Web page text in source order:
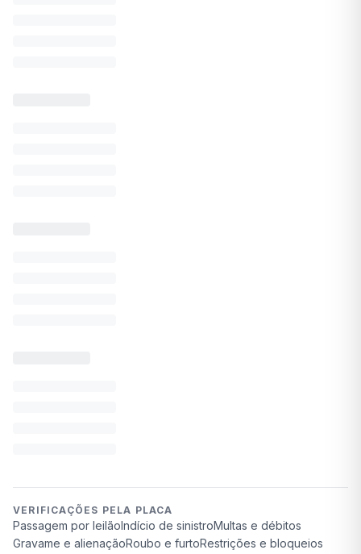
VERIFICAÇÕES PELA PLACA
Passagem por leilãoIndício de sinistroMultas e débitos
Gravame e alienaçãoRoubo e furtoRestrições e bloqueios